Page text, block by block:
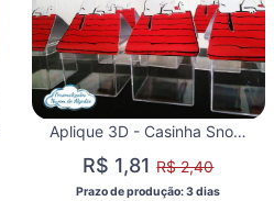
Aplique 3D - Casinha Snoopy
R$ 1,81R$ 2,40
Prazo de produção: 3 dias